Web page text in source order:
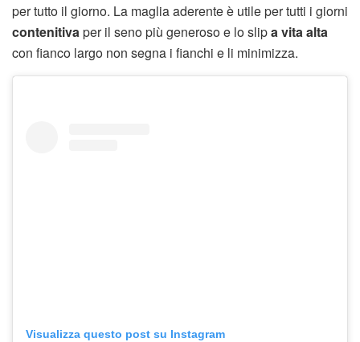
per tutto il giorno. La maglia aderente è utile per tutti i giorni
contenitivaper il seno più generoso e lo slipa vita alta
con fianco largo non segna i fianchi e li minimizza.
Visualizza questo post su Instagram